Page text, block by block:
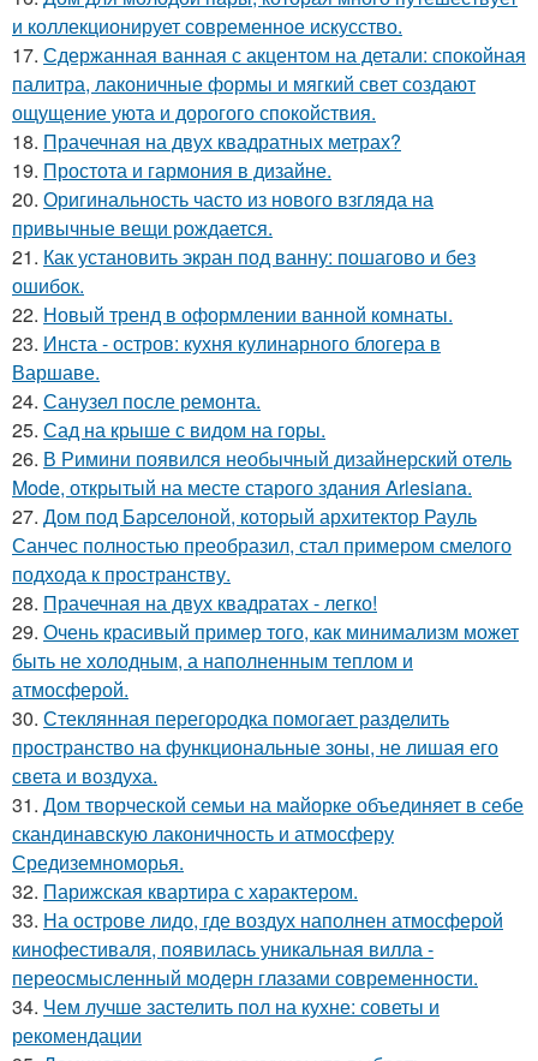
и коллекционирует современное искусство.
17. Сдержанная ванная с акцентом на детали: спокойная
палитра, лаконичные формы и мягкий свет создают
ощущение уюта и дорогого спокойствия.
18. Прачечная на двух квадратных метрах?
19. Простота и гармония в дизайне.
20. Оригинальность часто из нового взгляда на
привычные вещи рождается.
21. Как установить экран под ванну: пошагово и без
ошибок.
22. Новый тренд в оформлении ванной комнаты.
23. Инста - остров: кухня кулинарного блогера в
Варшаве.
24. Санузел после ремонта.
25. Сад на крыше с видом на горы.
26. В Римини появился необычный дизайнерский отель
Mode, открытый на месте старого здания Arlesiana.
27. Дом под Барселоной, который архитектор Рауль
Санчес полностью преобразил, стал примером смелого
подхода к пространству.
28. Прачечная на двух квадратах - легко!
29. Очень красивый пример того, как минимализм может
быть не холодным, а наполненным теплом и
атмосферой.
30. Стеклянная перегородка помогает разделить
пространство на функциональные зоны, не лишая его
света и воздуха.
31. Дом творческой семьи на майорке объединяет в себе
скандинавскую лаконичность и атмосферу
Средиземноморья.
32. Парижская квартира с характером.
33. На острове лидо, где воздух наполнен атмосферой
кинофестиваля, появилась уникальная вилла -
переосмысленный модерн глазами современности.
34. Чем лучше застелить пол на кухне: советы и
рекомендации